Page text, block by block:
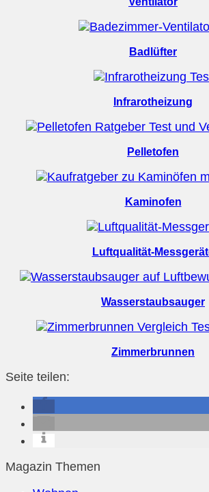
Badlüfter
Infrarotheizung
Pelletofen
Kaminofen
Luftqualität-
Wasserstaubsauger
Zimmerbrunnen
Seite teilen:
Magazin Themen